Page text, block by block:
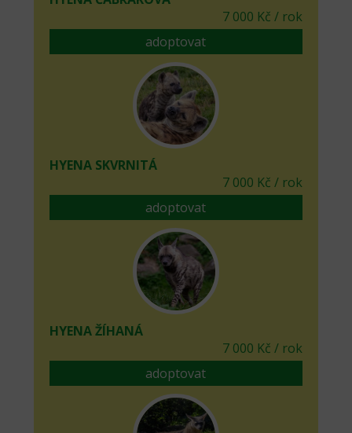
7 000 Kč / rok
adoptovat
HYENA SKVRNITÁ
7 000 Kč / rok
adoptovat
HYENA ŽÍHANÁ
7 000 Kč / rok
adoptovat